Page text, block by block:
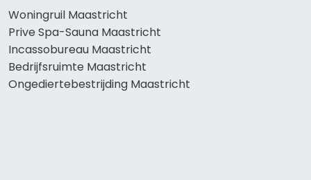
Woningruil Maastricht
Prive Spa-Sauna Maastricht
Incassobureau Maastricht
Bedrijfsruimte Maastricht
Ongediertebestrijding Maastricht